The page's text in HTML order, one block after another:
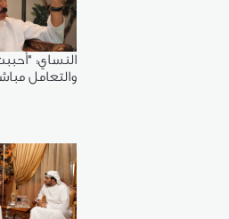
النساي:
والتعامل